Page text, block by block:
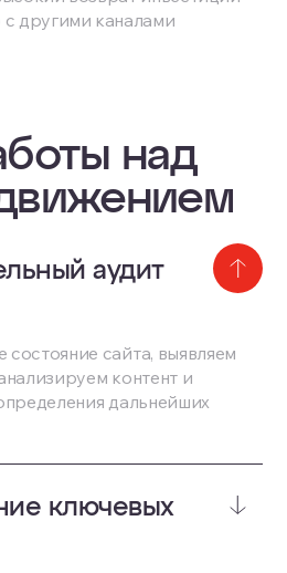
другими каналами
над
аудит
сайта, выявляем
контент и
дальнейших
ключевых